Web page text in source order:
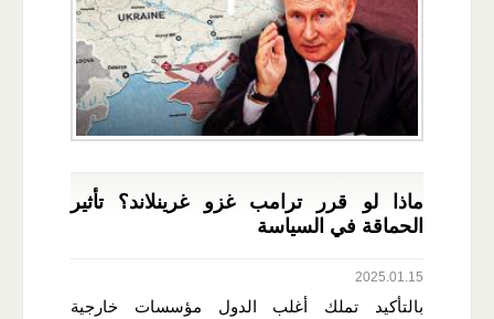
ماذا لو قرر ترامب غزو غرينلاند؟ تأثير
الحماقة في السياسة
2025.01.15
بالتأكيد تملك أغلب الدول مؤسسات خارجية